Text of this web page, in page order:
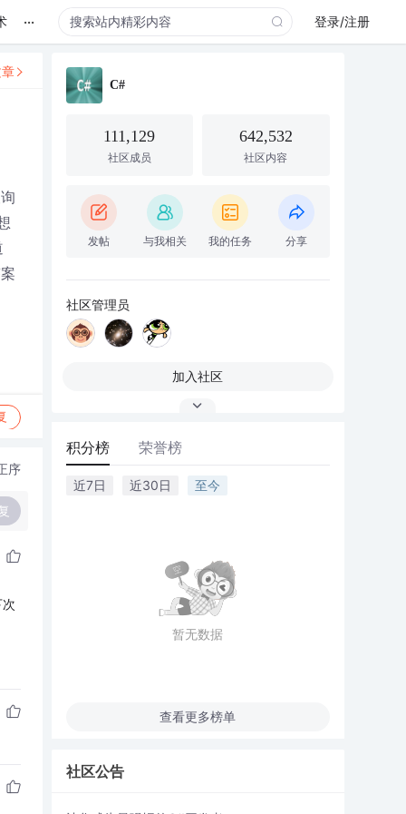
... 登录/注册
序
C#
111,129
社区成员
642,532
社区内容
发帖 与我相关 我的任务 分享
社区管理员
加入社区
积分榜 荣誉榜
近7日 近30日 至今
暂无数据
查看更多榜单
社区公告